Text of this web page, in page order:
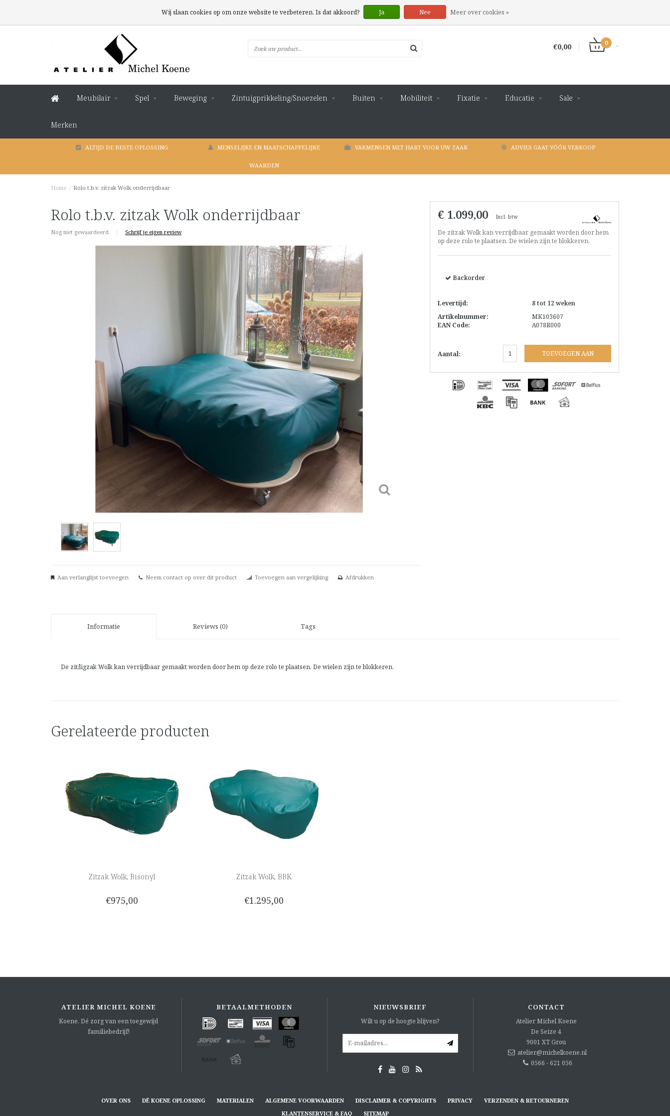
€0,00 0
Meubilair Spel Beweging Zintuigprikkeling/Snoezelen Buiten Mobiliteit Fixatie Educatie Sale
Merken
ALTIJD DE BESTE OPLOSSING MENSELIJKE EN MAATSCHAPPELIJKE
WAARDEN
VAKMENSEN MET HART VOOR UW ZAAK ADVIES GAAT VÓÓR VERKOOP
Home / Rolo t.b.v. zitzak Wolk onderrijdbaar
Rolo t.b.v. zitzak Wolk onderrijdbaar
Nog niet gewaardeerd | Schrijf je eigen review
Aan verlanglijst toevoegen Neem contact op over dit product Toevoegen aan vergelijking Afdrukken
€ 1.099,00 Incl. btw
De zitzak Wolk kan verrijdbaar gemaakt worden door hem
op deze rolo te plaatsen. De wielen zijn te blokkeren.
Backorder
Levertijd:
8 tot 12 weken
Artikelnummer:
MK103607
EAN Code:
A078R000
Aantal: TOEVOEGEN AAN
WINKELWAGEN
Informatie Reviews (0) Tags
De zit/ligzak Wolk kan verrijdbaar gemaakt worden door hem op deze rolo te plaatsen. De wielen zijn te blokkeren.
Gerelateerde producten
Zitzak Wolk, Bisonyl
€975,00
Zitzak Wolk, BBK
€1.295,00
ATELIER MICHEL KOENE
Koene. Dé zorg van een toegewijd
familiebedrijf!
BETAALMETHODEN NIEUWSBRIEF
Wilt u op de hoogte blijven?
CONTACT
Atelier Michel Koene
De Seize 4
9001 XT Grou
atelier@michelkoene.nl
0566 - 621 056
OVER ONS DÉ KOENE OPLOSSING MATERIALEN ALGEMENE VOORWAARDEN DISCLAIMER & COPYRIGHTS PRIVACY
VERZENDEN & RETOURNEREN
KLANTENSERVICE & FAQ
SITEMAP
Wij slaan cookies op om onze website te verbeteren. Is dat akkoord? Ja Nee Meer over cookies »